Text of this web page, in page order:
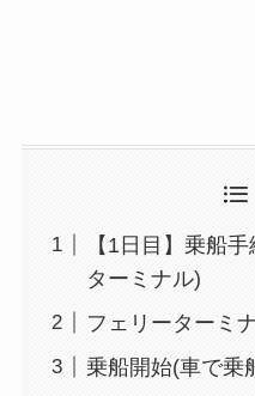
【1日目】乗船
ターミナル)
フェリーターミ
乗船開始(車で乗